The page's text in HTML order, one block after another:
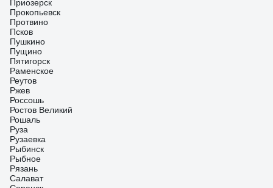
Приозерск
Прокопьевск
Протвино
Псков
Пушкино
Пущино
Пятигорск
Раменское
Реутов
Ржев
Россошь
Ростов Великий
Рошаль
Руза
Рузаевка
Рыбинск
Рыбное
Рязань
Салават